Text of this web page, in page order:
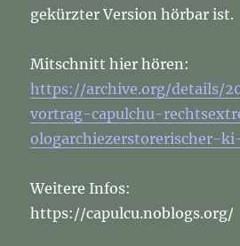
gekürzter Version hörbar ist.
Mitschnitt hier hören:
https://archive.org/details/
vortrag-capulchu-
ologarchiezerstorerischer-
Weitere Infos:
https://capulcu.noblogs.org/